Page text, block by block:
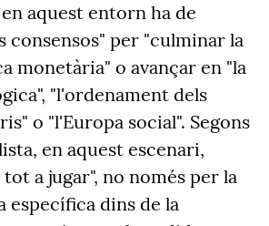
aquest entorn ha de
consensos" per "culminar la
monetària" o avançar en "la
"l'ordenament dels
o "l'Europa social". Segons
en aquest escenari,
a jugar", no només per la
específica dins de la